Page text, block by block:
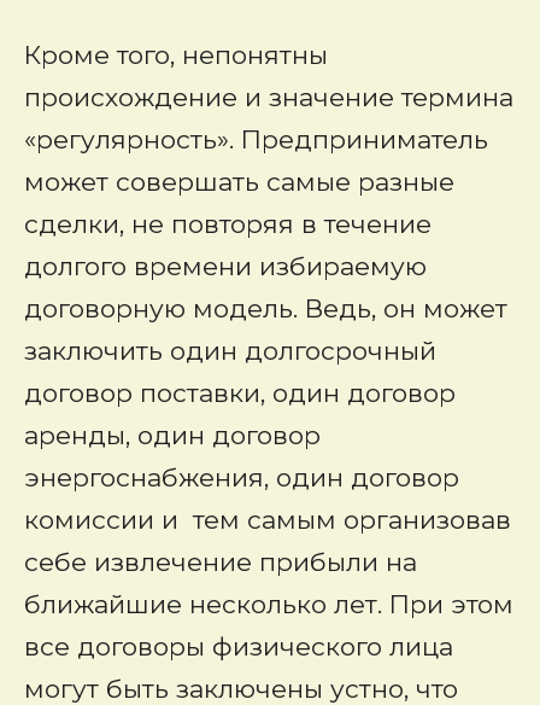
Кроме того, непонятны
происхождение и значение термина
«регулярность». Предприниматель
может совершать самые разные
сделки, не повторяя в течение
долгого времени избираемую
договорную модель. Ведь, он может
заключить один долгосрочный
договор поставки, один договор
аренды, один договор
энергоснабжения, один договор
комиссии и тем самым организовав
себе извлечение прибыли на
ближайшие несколько лет. При этом
все договоры физического лица
могут быть заключены устно, что